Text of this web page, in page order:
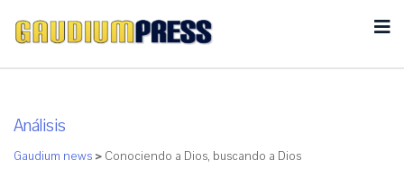
Análisis
Gaudium news > Conociendo a Dios, buscando a Dios